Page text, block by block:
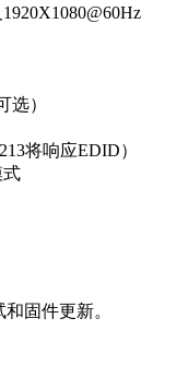
1920X1080@60Hz
选）
将响应EDID）
式
固件更新。